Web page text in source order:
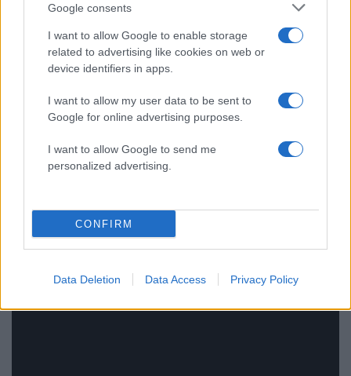
Google consents
I want to allow Google to enable storage
related to advertising like cookies on web or
device identifiers in apps.
I want to allow my user data to be sent to
Google for online advertising purposes.
I want to allow Google to send me
personalized advertising.
CONFIRM
Data Deletion Data Access Privacy Policy